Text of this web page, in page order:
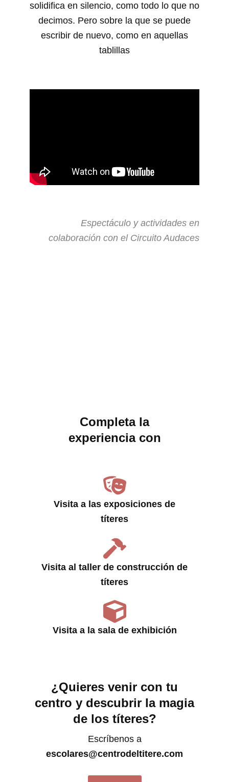
solidifica en silencio, como todo lo que no
decimos. Pero sobre la que se puede
escribir de nuevo, como en aquellas
tablillas
Espectáculo y actividades en
colaboración con el Circuito Audaces
Completa la
experiencia con
Visita a las exposiciones de
títeres
Visita al taller de construcción de
títeres
Visita a la sala de exhibición
¿Quieres venir con tu
centro y descubrir la magia
de los títeres?
Escríbenos a
escolares@centrodeltitere.com